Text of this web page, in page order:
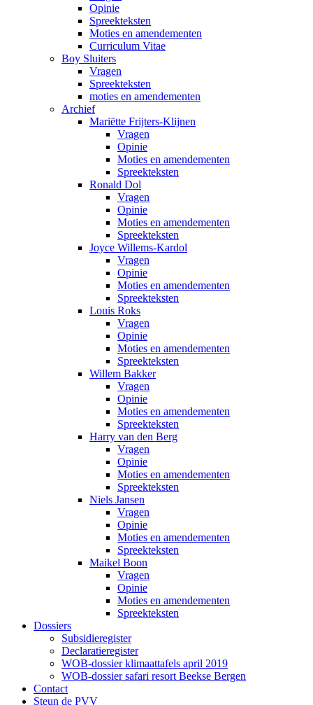
Opinie
Spreekteksten
Moties en amendementen
Curriculum Vitae
Boy Sluiters
Vragen
Spreekteksten
moties en amendementen
Archief
Mariëtte Frijters-Klijnen
Vragen
Opinie
Moties en amendementen
Spreekteksten
Ronald Dol
Vragen
Opinie
Moties en amendementen
Spreekteksten
Joyce Willems-Kardol
Vragen
Opinie
Moties en amendementen
Spreekteksten
Louis Roks
Vragen
Opinie
Moties en amendementen
Spreekteksten
Willem Bakker
Vragen
Opinie
Moties en amendementen
Spreekteksten
Harry van den Berg
Vragen
Opinie
Moties en amendementen
Spreekteksten
Niels Jansen
Vragen
Opinie
Moties en amendementen
Spreekteksten
Maikel Boon
Vragen
Opinie
Moties en amendementen
Spreekteksten
Dossiers
Subsidieregister
Declaratieregister
WOB-dossier klimaattafels april 2019
WOB-dossier safari resort Beekse Bergen
Contact
Steun de PVV